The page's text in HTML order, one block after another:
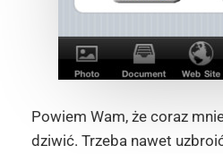
Powiem Wam, że coraz
dziwić. Trzeba nawet